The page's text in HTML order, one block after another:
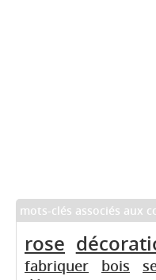
mots-clés associés aux
rose
fabriquer bois